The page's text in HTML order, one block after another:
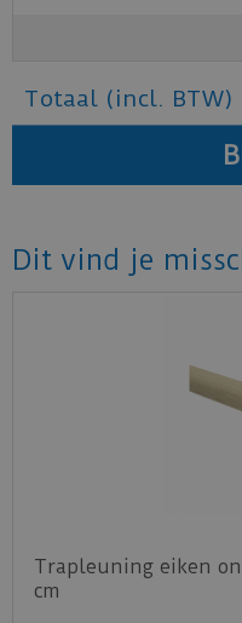
Totaal (incl. BTW)
Dit vind je
Trapleuning eiken
cm